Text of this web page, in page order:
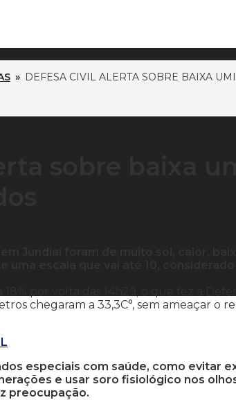
» DEFESA CIVIL ALERTA SOBRE BAIXA
chegaram a 33,3C°, sem ameaçar o
especiais com saúde, como evitar
e usar soro fisiológico nos
preocupação.